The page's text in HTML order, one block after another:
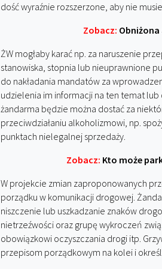
dość wyraźnie rozszerzone, aby nie
Zobacz:
ŻW mogłaby karać np. za naruszenie
stanowiska, stopnia lub nieuprawnione
do nakładania mandatów za
udzielenia im informacji na ten temat
żandarma będzie można dostać za
przeciwdziałaniu alkoholizmowi, np.
punktach nielegalnej sprzedaży.
Zobacz: Kto może
W projekcie zmian zaproponowanych
porządku w komunikacji drogowej.
niszczenie lub uszkadzanie znaków
nietrzeźwości oraz grupę wykroczeń
obowiązkowi oczyszczania drogi itp.
przepisom porządkowym na kolei i